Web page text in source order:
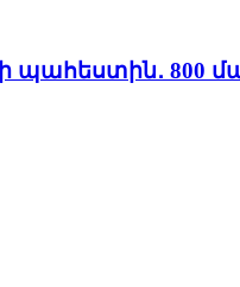
պահեստին․ 800